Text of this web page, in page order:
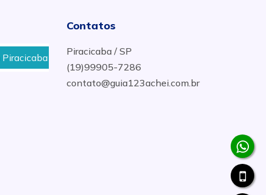
Reparos de sistemas hidráulicos em Suzano
Contatos
Piracicaba / SP
(19)99905-7286
contato@guia123achei.com.br